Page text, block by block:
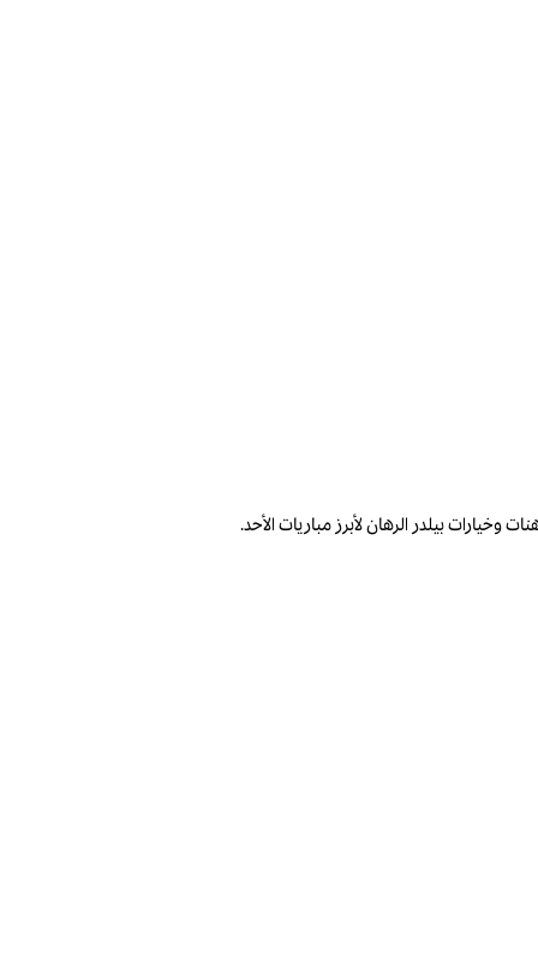
بيلدر الرهان لأبرز مباريات الأحد.